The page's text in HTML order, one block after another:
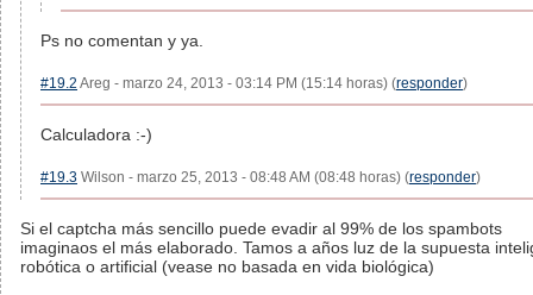
Ps no comentan y ya.
#19.2 Areg - marzo 24, 2013 - 03:14 PM (15:14 horas) (responder)
Calculadora :-)
#19.3 Wilson - marzo 25, 2013 - 08:48 AM (08:48 horas) (responder)
Si el captcha más sencillo puede evadir al 99% de los spambots
imaginaos el más elaborado. Tamos a años luz de la supuesta
robótica o artificial (vease no basada en vida biológica)